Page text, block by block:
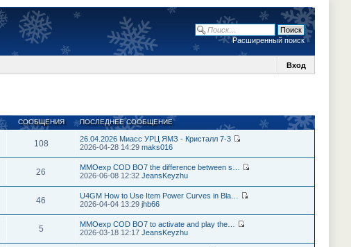
Расширенный поиск
Вход
СООБЩЕНИЯ ПОСЛЕДНЕЕ СООБЩЕНИЕ
108
26.04.2026 Миасс УРЦ ЯМЗ - Кристалл 7-3
2026-04-28 14:29 maks016
26
MMOexp COD BO7 the difference between s…
2026-06-08 12:32 JeansKeyzhu
46
U4GM How to Use Item Power Curves in Bla…
2026-04-04 13:29 jhb66
5
MMOexp COD BO7 to activate and play the…
2026-03-18 12:17 JeansKeyzhu